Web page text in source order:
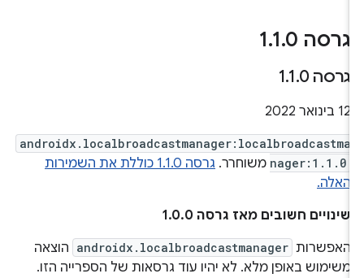
גרסה 1 .1. 0
גרסה 1 .1. 0
androidx.localbroadcastmanager:localbroadcastma
nager:1.1.0משוחרר.
גרסה 1.1.0 כוללת את השמירות
האלה.
שינויים חשובים מאז גרסה 1.0.0
האפשרות androidx.localbroadcastmanager הוצאה
משימוש באופן מלא. לא יהיו עוד גרסאות של הספרייה הזו.